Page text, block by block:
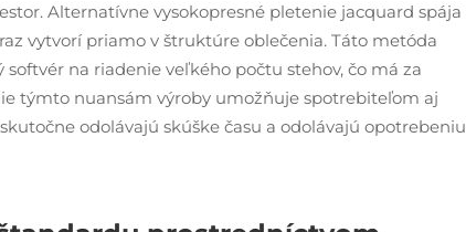
Alternatívne vysokopresné pletenie jacquard spája
vytvorí priamo v štruktúre oblečenia. Táto metóda
na riadenie veľkého počtu stehov, čo má za
týmto nuansám výroby umožňuje spotrebiteľom aj
odolávajú skúške času a odolávajú opotrebeniu